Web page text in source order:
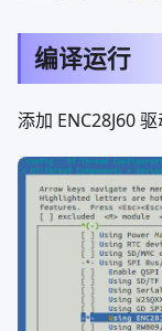
编译运行
添加 ENC28J60